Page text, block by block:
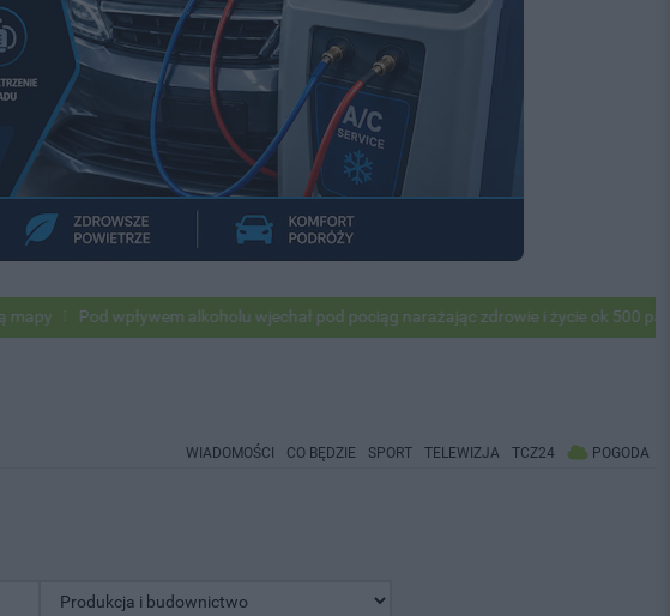
Pod wpływem alkoholu wjechał pod pociąg narażając zdrowie i życie ok 500 pasażerów!
WIADOMOŚCI CO BĘDZIE SPORT TELEWIZJA TCZ24 POGODA